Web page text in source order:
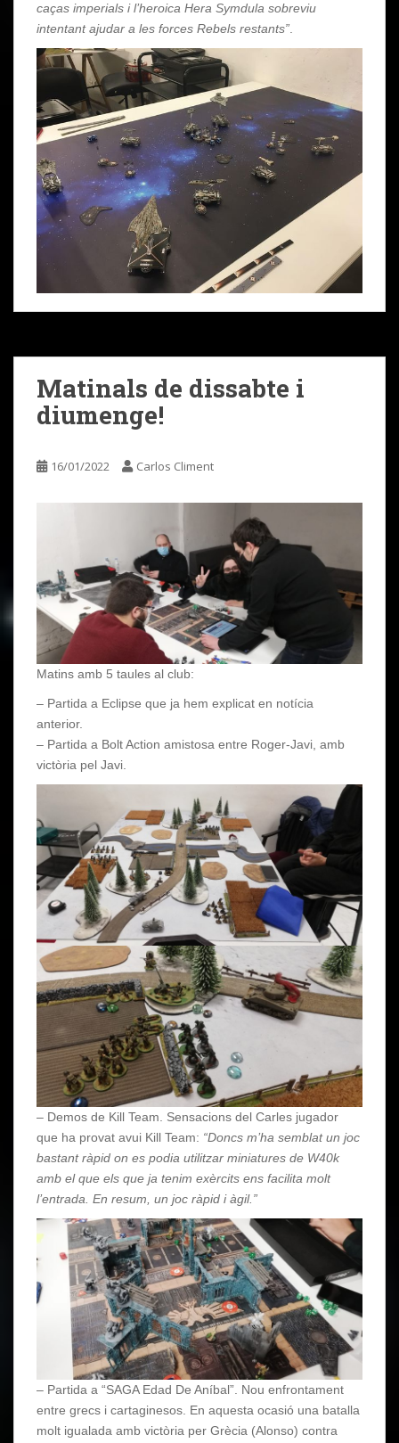
caças imperials i l’heroica Hera Symdula sobreviu
intentant ajudar a les forces Rebels restants”.
Matinals de dissabte i
diumenge!
16/01/2022 Carlos Climent
Matins amb 5 taules al club:
– Partida a Eclipse que ja hem explicat en notícia
anterior.
– Partida a Bolt Action amistosa entre Roger-Javi, amb
victòria pel Javi.
– Demos de Kill Team. Sensacions del Carles jugador
que ha provat avui Kill Team: “Doncs m’ha semblat un joc
bastant ràpid on es podia utilitzar miniatures de W40k
amb el que els que ja tenim exèrcits ens facilita molt
l’entrada. En resum, un joc ràpid i àgil.”
– Partida a “SAGA Edad De Aníbal”. Nou enfrontament
entre grecs i cartaginesos. En aquesta ocasió una batalla
molt igualada amb victòria per Grècia (Alonso) contra